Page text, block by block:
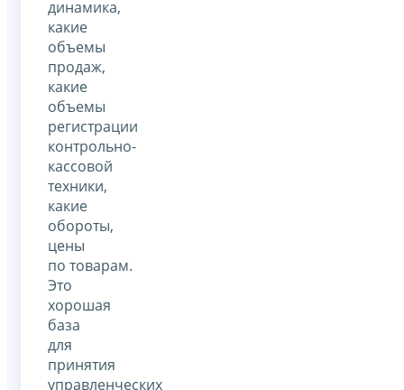
динамика,
какие
объемы
продаж,
какие
объемы
регистрации
контрольно-
кассовой
техники,
какие
обороты,
цены
по товарам.
Это
хорошая
база
для
принятия
управленческих